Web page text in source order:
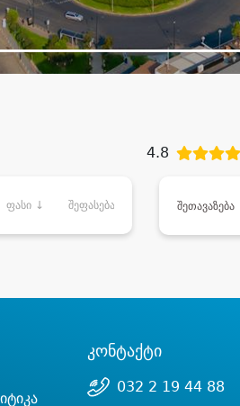
4.8
ფასი ↓ შეფასება შეთავაზება
კონტაქტი
032 2 19 44 88